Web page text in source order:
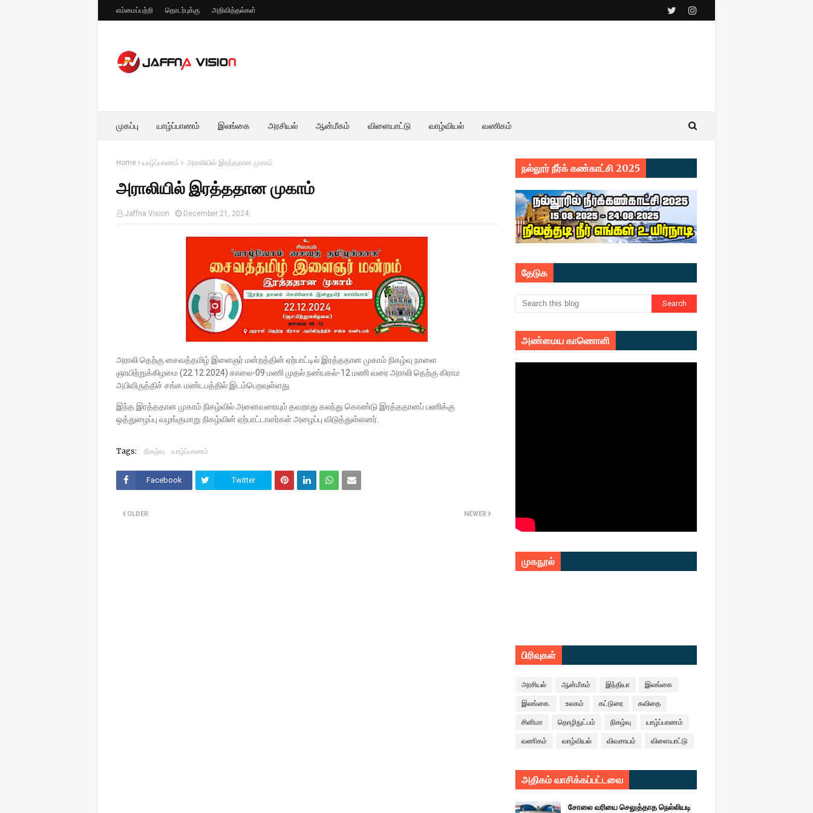
எம்மைப்பற்றி தொடர்புக்கு அறிவித்தல்கள்
முகப்பு யாழ்ப்பாணம் இலங்கை அரசியல் ஆன்மீகம் விளையாட்டு வாழ்வியல் வணிகம்
Home யாழ்ப்பாணம் அராலியில் இரத்ததான முகாம்
அராலியில் இரத்ததான முகாம்
Jaffna Vision December 21, 2024
அராலி தெற்கு சைவத்தமிழ் இளைஞர் மன்றத்தின் ஏற்பாட்டில் இரத்ததான முகாம் நிகழ்வு நாளை
ஞாயிற்றுக்கிழமை (22.12.2024) காலை-09 மணி முதல் நண்பகல்-12 மணி வரை அராலி தெற்கு கிராம
அபிவிருத்திச் சங்க மண்டபத்தில் இடம்பெறவுள்ளது.
இந்த இரத்ததான முகாம் நிகழ்வில் அனைவரையும் தவறாது கலந்து கொண்டு இரத்ததானப் பணிக்கு
ஒத்துழைப்பு வழங்குமாறு நிகழ்வின் ஏற்பாட்டாளர்கள் அழைப்பு விடுத்துள்ளனர்.
Tags: நிகழ்வு யாழ்ப்பாணம்
Facebook Twitter
NEWER
OLDER
நல்லூர் நீர்க் கண்காட்சி 2025
தேடுக
அண்மைய காணொளி
முகநூல்
பிரிவுகள்
அரசியல் ஆன்மீகம் இந்தியா இலங்கை
இலங்கை. உலகம் கட்டுரை கவிதை
சினிமா தொழிநுட்பம் நிகழ்வு யாழ்ப்பாணம்
வணிகம் வாழ்வியல் விவசாயம் விளையாட்டு
அதிகம் வாசிக்கப்பட்டவை
சோலை வரியை செலுத்தாத நெல்லியடி